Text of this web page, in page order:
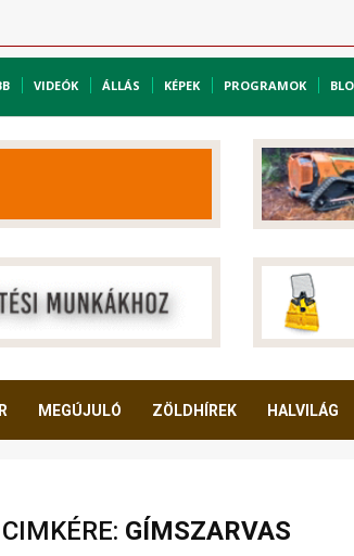
VIDEÓK ÁLLÁS KÉPEK PROGRAMOK
MEGÚJULÓ ZÖLDHÍREK HALVILÁG
GÍMSZARVAS